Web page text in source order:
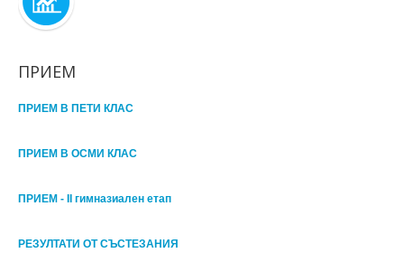
ПРИЕМ
ПРИЕМ В ПЕТИ КЛАС
ПРИЕМ В ОСМИ КЛАС
ПРИЕМ - II гимназиален етап
РЕЗУЛТАТИ ОТ СЪСТЕЗАНИЯ